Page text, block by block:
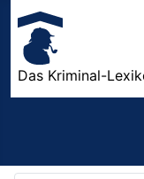
Das Kriminal-